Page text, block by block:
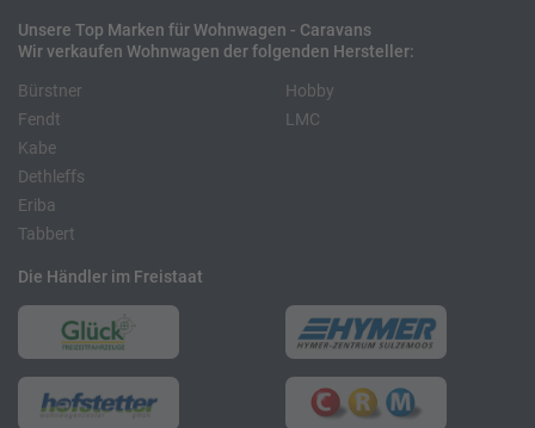
Unsere Top Marken für Wohnwagen - Caravans
Wir verkaufen Wohnwagen der folgenden Hersteller:
Bürstner
Fendt
Kabe
Hobby
LMC
Dethleffs
Eriba
Tabbert
Die Händler im Freistaat